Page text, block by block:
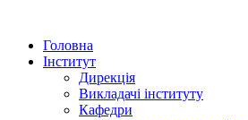
Головна
Інститут
Дирекція
Викладачі інституту
Кафедри